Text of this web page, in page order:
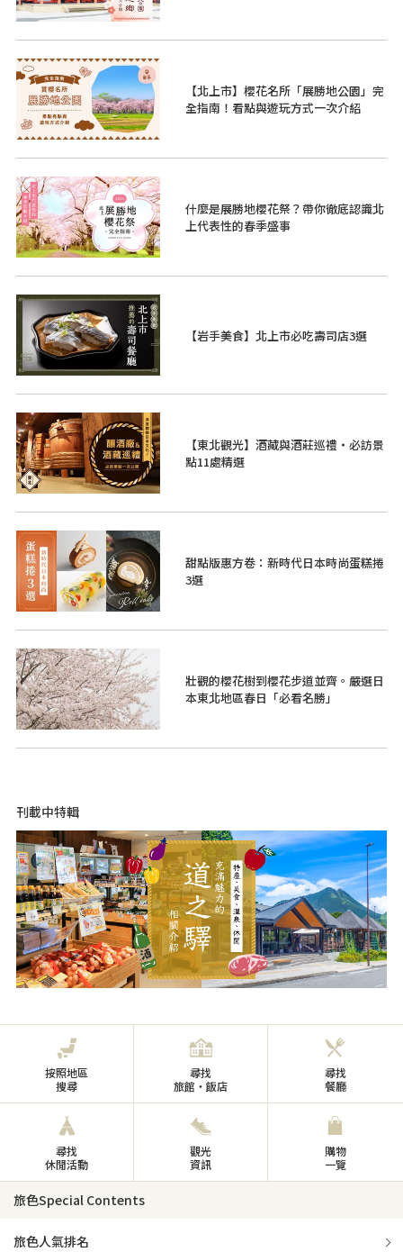
【北上市】櫻花名所「展勝地公園」完
全指南！看點與遊玩方式一次介紹
什麼是展勝地櫻花祭？帶你徹底認識北
上代表性的春季盛事
【岩手美食】北上市必吃壽司店3選
【東北觀光】酒藏與酒莊巡禮・必訪景
點11處精選
甜點版惠方卷：新時代日本時尚蛋糕捲
3選
壯觀的櫻花樹到櫻花步道並齊。嚴選日
本東北地區春日「必看名勝」
刊載中特輯
按照地區
搜尋
尋找
旅館・飯店
尋找
餐廳
尋找
休閒活動
觀光
資訊
購物
一覽
旅色Special Contents
旅色人氣排名